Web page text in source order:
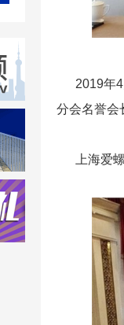
2019年4
分会名誉会
上海爱